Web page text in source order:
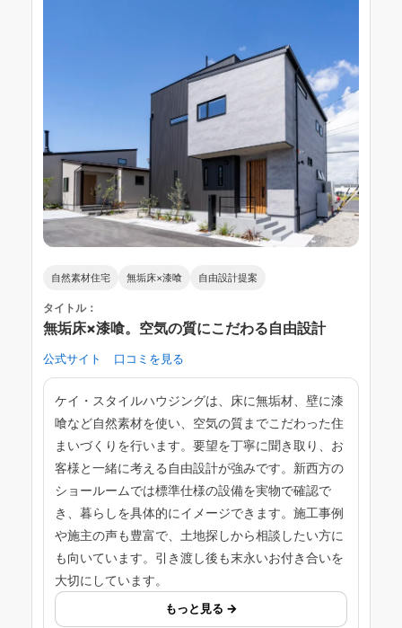
自然素材住宅 無垢床×漆喰 自由設計提案
タイトル：
無垢床×漆喰。空気の質にこだわる自由設計
公式サイト 口コミを見る
ケイ・スタイルハウジングは、床に無垢材、壁に漆
喰など自然素材を使い、空気の質までこだわった住
まいづくりを行います。要望を丁寧に聞き取り、お
客様と一緒に考える自由設計が強みです。新西方の
ショールームでは標準仕様の設備を実物で確認で
き、暮らしを具体的にイメージできます。施工事例
や施主の声も豊富で、土地探しから相談したい方に
も向いています。引き渡し後も末永いお付き合いを
大切にしています。
もっと見る →